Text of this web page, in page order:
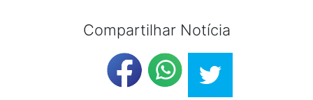
Compartilhar Notícia